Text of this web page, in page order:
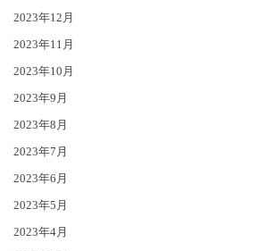
2023年12月
2023年11月
2023年10月
2023年9月
2023年8月
2023年7月
2023年6月
2023年5月
2023年4月